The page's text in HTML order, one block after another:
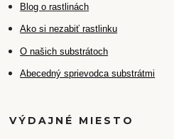
Blog o rastlinách
Ako si nezabiť rastlinku
O našich substrátoch
Abecedný sprievodca substrátmi
VÝDAJNÉ MIESTO